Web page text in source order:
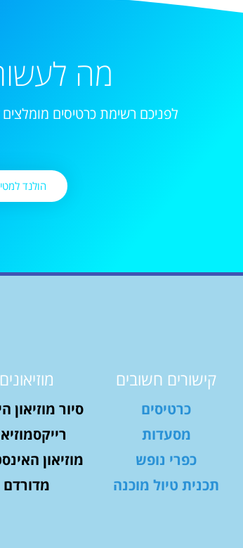
מה
לפניכם רשימת כרטיסים מומלצים
הולנד
קישורים חשובים
כרטיסים
מסעדות
כפרי נופש
תכנית טיול מוכנה
מוזיאונים
סיור מוזיאון
מוזיאון
מדורדם